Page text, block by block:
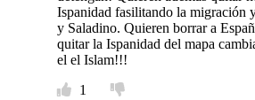
Ispanidad fasilitando la migración
y Saladino. Quieren borrar a
quitar la Ispanidad del mapa
el el Islam!!!
1